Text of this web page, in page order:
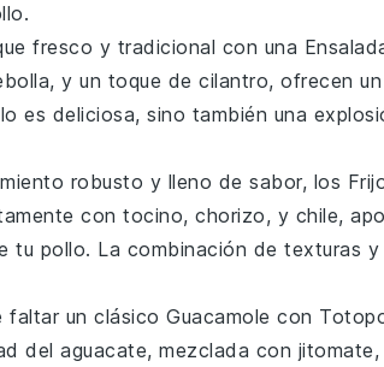
.
fresco y tradicional con una
, y un toque de cilantro, ofrecen
es deliciosa, sino también una
robusto y lleno de sabor, los
con tocino, chorizo, y chile,
tu pollo. La combinación de texturas y
faltar un clásico Guacamole con
del aguacate, mezclada con jitomate,